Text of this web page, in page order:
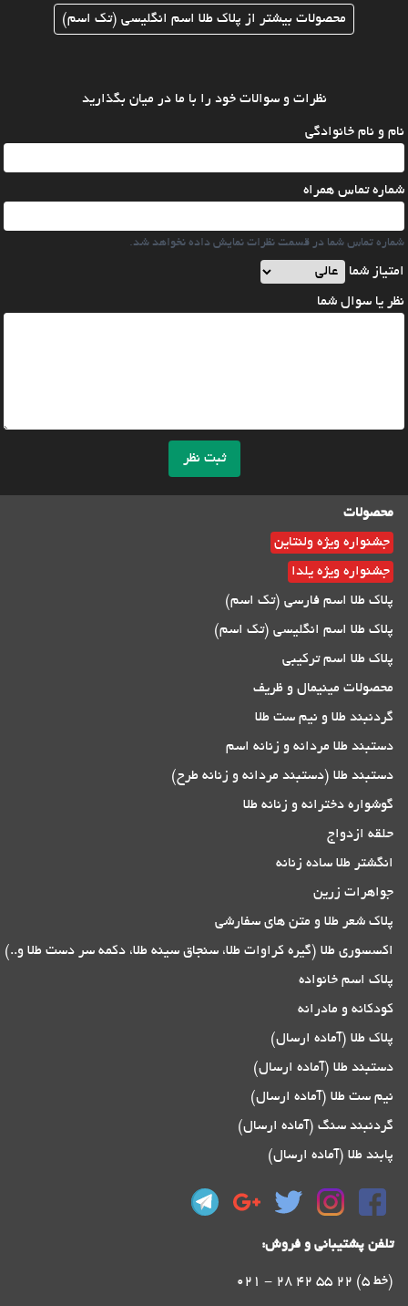
محصولات بیشتر از پلاک طلا اسم انگلیسی (تک اسم)
نظرات و سوالات خود را با ما در میان بگذارید
نام و نام خانوادگی
شماره تماس همراه
شماره تماس شما در قسمت نظرات نمایش داده نخواهد شد.
امتیاز شما
نظر یا سوال شما
ثبت نظر
محصولات
جشنواره ویژه ولنتاین
جشنواره ویژه یلدا
پلاک طلا اسم فارسی (تک اسم)
پلاک طلا اسم انگلیسی (تک اسم)
پلاک طلا اسم ترکیبی
محصولات مینیمال و ظریف
گردنبند طلا و نیم ست طلا
دستبند طلا مردانه و زنانه اسم
دستبند طلا (دستبند مردانه و زنانه طرح)
گوشواره دخترانه و زنانه طلا
حلقه ازدواج
انگشتر طلا ساده زنانه
جواهرات زرین
پلاک شعر طلا و متن های سفارشی
اکسسوری طلا (گیره کراوات طلا، سنجاق سینه طلا، دکمه سر دست طلا و..)
پلاک اسم خانواده
کودکانه و مادرانه
پلاک طلا (آماده ارسال)
دستبند طلا (آماده ارسال)
نیم ست طلا (آماده ارسال)
گردنبند سنگ (آماده ارسال)
پابند طلا (آماده ارسال)
تلفن پشتیبانی و فروش:
021 - 28 42 55 22 (5 خط)